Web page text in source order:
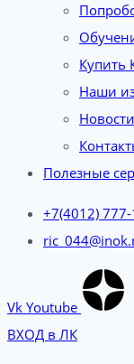
Купить
Наши
Новости
Полезные
+7(4012)
Vk Youtube
ВХОД в ЛК